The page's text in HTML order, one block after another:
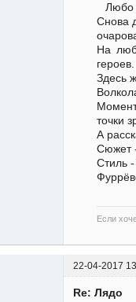
Любо
Снова
На
героев.
Здесь
точки
А
Сюжет
Стиль
Если
22-04-2017
Re: Лядо